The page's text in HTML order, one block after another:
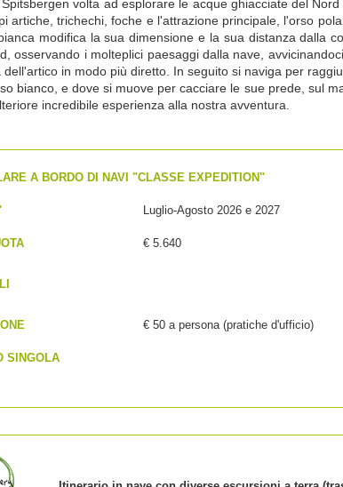
volta ad esplorare le acque ghiacciate del
artiche, trichechi, foche e l'attrazione principale, l'orso
modifica la sua dimensione e la sua distanza dalla
osservando i molteplici paesaggi dalla nave,
dell'artico in modo più diretto. In seguito si naviga per
bianco, e dove si muove per cacciare le sue prede, sul
incredibile esperienza alla nostra avventura.
A BORDO DI NAVI "CLASSE EXPEDITION"
Luglio-Agosto 2026 e 2027
€ 5.640
€ 50 a persona (pratiche d'ufficio)
SINGOLA